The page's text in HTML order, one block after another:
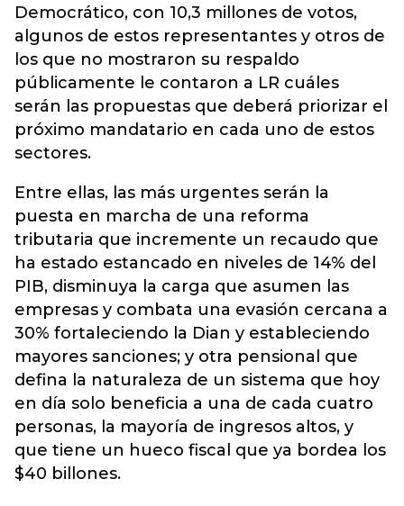
Democrático, con 10,3 millones de votos,
algunos de estos representantes y otros de
los que no mostraron su respaldo
públicamente le contaron a LR cuáles
serán las propuestas que deberá priorizar el
próximo mandatario en cada uno de estos
sectores.
Entre ellas, las más urgentes serán la
puesta en marcha de una reforma
tributaria que incremente un recaudo que
ha estado estancado en niveles de 14% del
PIB, disminuya la carga que asumen las
empresas y combata una evasión cercana a
30% fortaleciendo la Dian y estableciendo
mayores sanciones; y otra pensional que
defina la naturaleza de un sistema que hoy
en día solo beneficia a una de cada cuatro
personas, la mayoría de ingresos altos, y
que tiene un hueco fiscal que ya bordea los
$40 billones.